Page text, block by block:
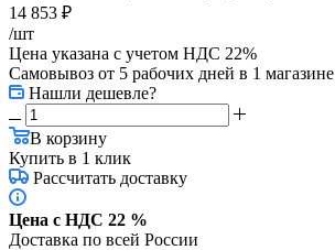
14 853 ₽
/шт
Цена указана с учетом НДС 22%
Самовывоз от 5 рабочих дней в 1 магазине
Нашли дешевле?
В корзину
Купить в 1 клик
Рассчитать доставку
Цена с НДС 22 %
Доставка по всей России